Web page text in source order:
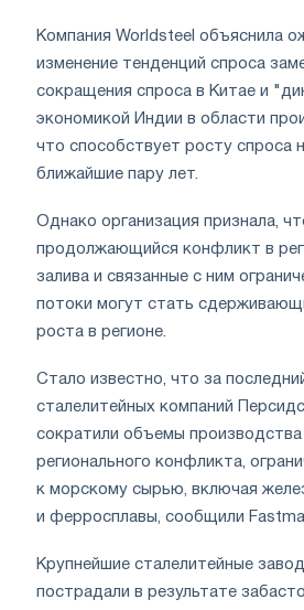
Компания Worldsteel объяснила
изменение тенденций спроса
сокращения спроса в Китае и
экономикой Индии в области
что способствует росту спроса
ближайшие пару лет.
Однако организация признала,
продолжающийся конфликт в
залива и связанные с ним
потоки могут стать
роста в регионе.
Стало известно, что за
сталелитейных компаний
сократили объемы производства
регионального конфликта,
к морскому сырью, включая
и ферросплавы, сообщили
Крупнейшие сталелитейные
пострадали в результате